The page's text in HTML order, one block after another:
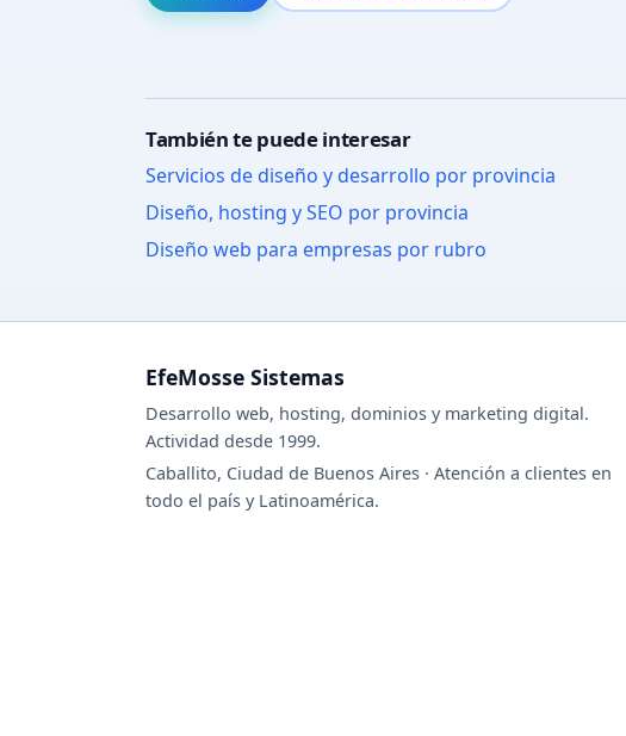
También te puede interesar
Servicios de diseño y desarrollo por provincia
Diseño, hosting y SEO por provincia
Diseño web para empresas por rubro
EfeMosse Sistemas
Desarrollo web, hosting, dominios y marketing digital.
Actividad desde 1999.
Caballito, Ciudad de Buenos Aires · Atención a clientes en
todo el país y Latinoamérica.